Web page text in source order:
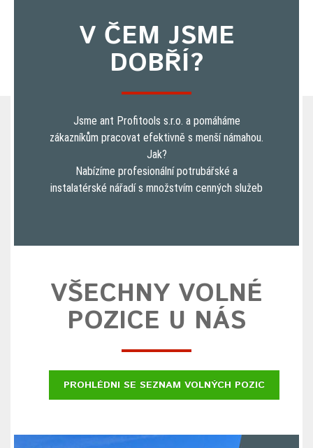
V ČEM JSME
DOBŘÍ?
Jsme ant Profitools s.r.o. a pomáháme
zákazníkům pracovat efektivně s menší námahou.
Jak?
Nabízíme profesionální potrubářské a
instalatérské nářadí s množstvím cenných služeb
VŠECHNY VOLNÉ
POZICE U NÁS
PROHLÉDNI SE SEZNAM VOLNÝCH POZIC